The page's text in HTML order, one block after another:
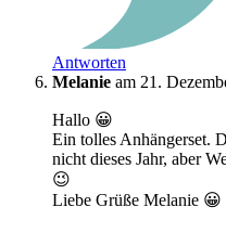
Antworten
Melanie am 21.
Hallo 😀
Ein tolles Anhängerset.
nicht dieses Jahr, aber
😉
Liebe Grüße Melanie 😀